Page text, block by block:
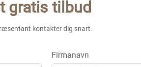
gratis tilbud
kontakter dig snart.
Firmanavn